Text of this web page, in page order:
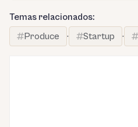
Temas relacionados:
Produce
· Startup ·